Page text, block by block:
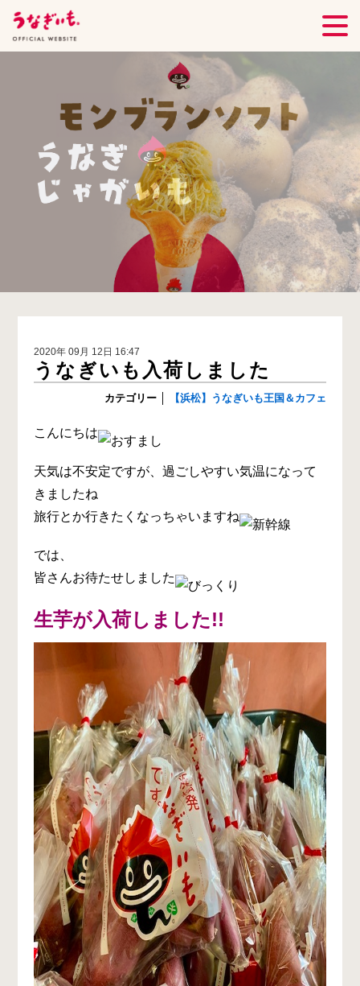
2020年 09月 12日 16:47
うなぎいも入荷しました
カテゴリー 【浜松】うなぎいも王国＆カフェ
こんにちは
天気は不安定ですが、過ごしやすい気温になって
きましたね
旅行とか行きたくなっちゃいますね
では、
皆さんお待たせしました
生芋が入荷しました!!